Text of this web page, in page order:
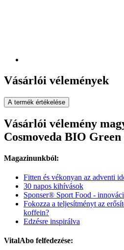
Vásárlói vélemények
A termék értékelése
Vásárlói vélemény
Cosmoveda BIO
Magazinunkból:
Fitten és vékonyan az adventi
30 napos kihívások
Sponser® Sport Food -
Fokozza a teljesítményt az
koffein?
Edzésre inspirálva
VitalAbo felfedezése: